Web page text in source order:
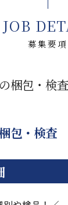
募集要項
JOB
梱包・検
包・検査